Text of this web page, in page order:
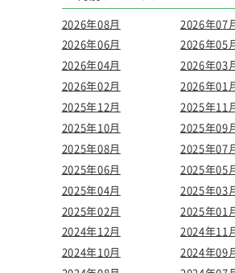
2026年08月
2026年07
2026年06月
2026年05
2026年04月
2026年03
2026年02月
2026年01
2025年12月
2025年11
2025年10月
2025年09
2025年08月
2025年07
2025年06月
2025年05
2025年04月
2025年03
2025年02月
2025年01
2024年12月
2024年11
2024年10月
2024年09